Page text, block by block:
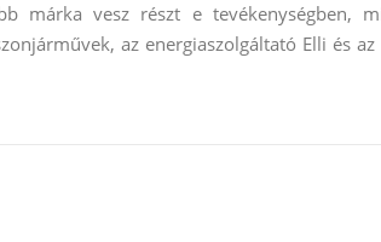
márka vesz részt e tevékenységben,
az energiaszolgáltató Elli és